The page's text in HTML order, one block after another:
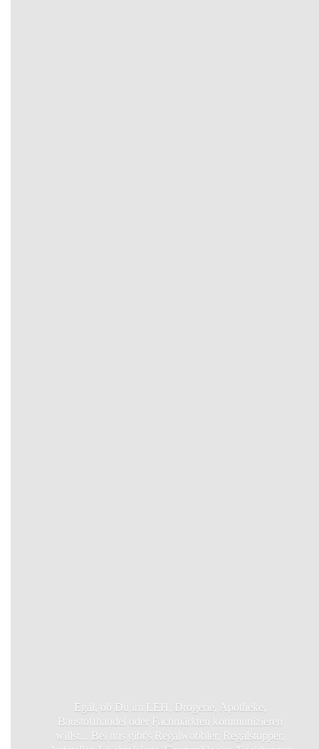
Egal, ob Du im LEH, Drogerie, Apotheke,
Baustoffhandel oder Fachmärkten kommunizieren
willst... Bei uns gibt's Regalwobbler, Regalstopper,